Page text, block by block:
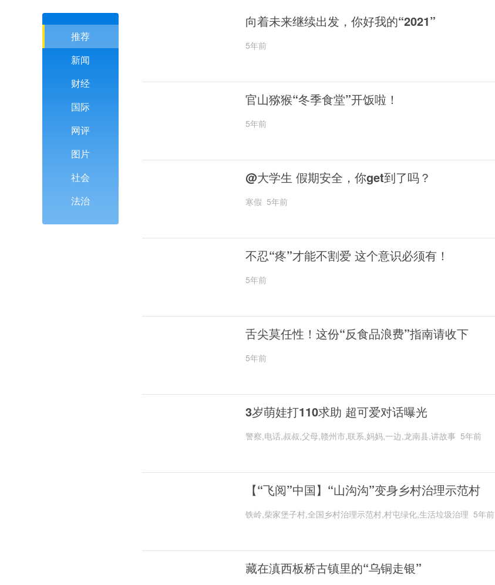
推荐
新闻
财经
国际
网评
图片
社会
法治
向着未来继续出发，你好我的“2021”
5年前
官山猕猴“冬季食堂”开饭啦！
5年前
@大学生 假期安全，你get到了吗？
寒假 5年前
不忍“疼”才能不割爱 这个意识必须有！
5年前
舌尖莫任性！这份“反食品浪费”指南请收下
5年前
3岁萌娃打110求助 超可爱对话曝光
警察,电话,叔叔,父母,赣州市,联系,妈妈,一边,龙南县,讲故事 5年前
【“飞阅”中国】“山沟沟”变身乡村治理示范村
铁岭,柴家堡子村,全国乡村治理示范村,村屯绿化,生活垃圾治理 5年前
藏在滇西板桥古镇里的“乌铜走银”